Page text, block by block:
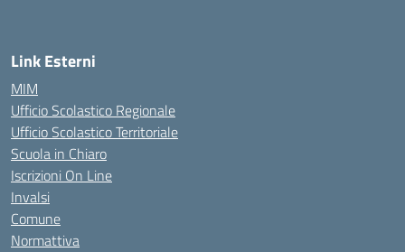
Link Esterni
MIM
Ufficio Scolastico Regionale
Ufficio Scolastico Territoriale
Scuola in Chiaro
Iscrizioni On Line
Invalsi
Comune
Normattiva